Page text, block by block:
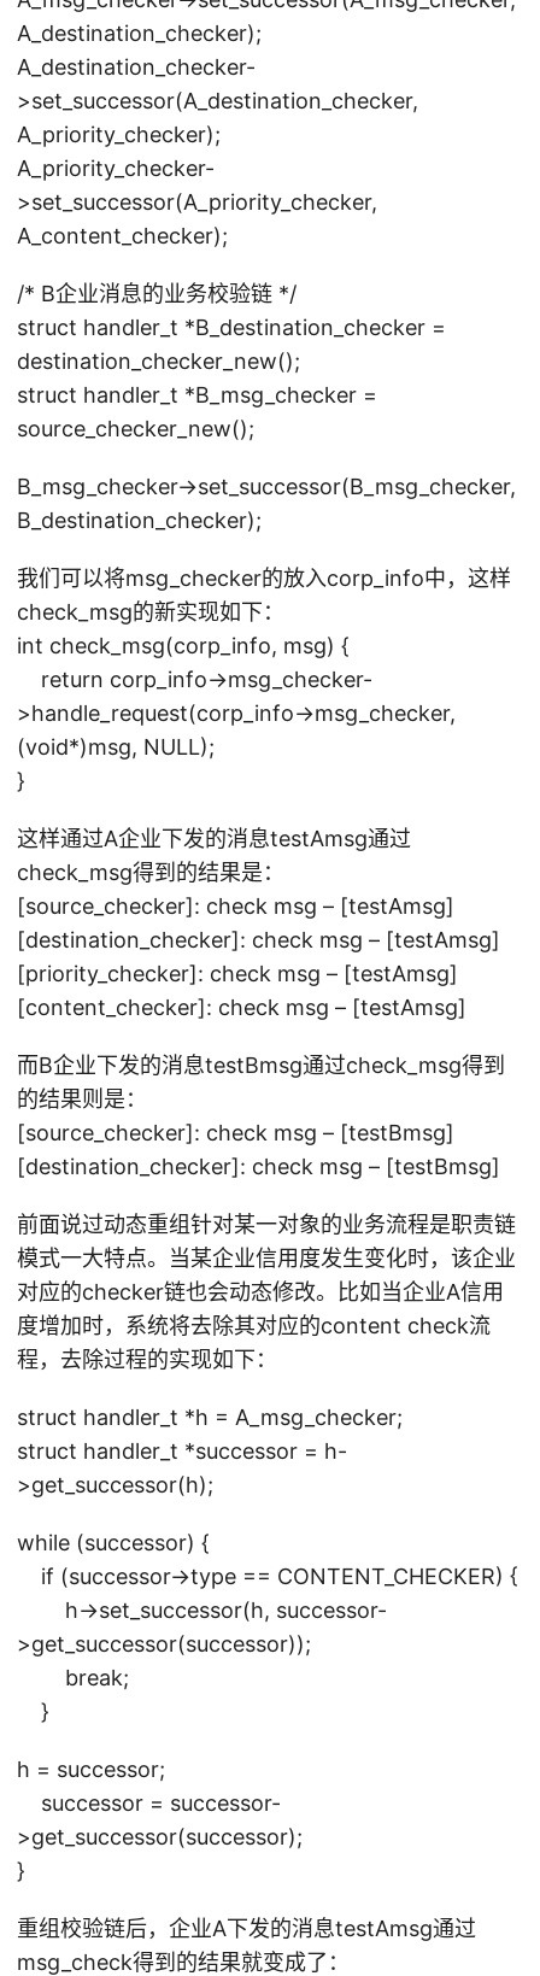
A_destination_checker);
A_destination_checker-
>set_successor(A_destination_checker,
A_priority_checker);
A_priority_checker-
>set_successor(A_priority_checker,
A_content_checker);
/* B企业消息的业务校验链 */
struct handler_t *B_destination_checker =
destination_checker_new();
struct handler_t *B_msg_checker =
source_checker_new();
B_msg_checker->set_successor(B_msg_checker,
B_destination_checker);
我们可以将msg_checker的放入corp_info中，这样
check_msg的新实现如下：
int check_msg(corp_info, msg) {
return corp_info->msg_checker-
>handle_request(corp_info->msg_checker,
(void*)msg, NULL);
}
这样通过A企业下发的消息testAmsg通过
check_msg得到的结果是：
[source_checker]: check msg – [testAmsg]
[destination_checker]: check msg – [testAmsg]
[priority_checker]: check msg – [testAmsg]
[content_checker]: check msg – [testAmsg]
而B企业下发的消息testBmsg通过check_msg得到
的结果则是：
[source_checker]: check msg – [testBmsg]
[destination_checker]: check msg – [testBmsg]
前面说过动态重组针对某一对象的业务流程是职责链
模式一大特点。当某企业信用度发生变化时，该企业
对应的checker链也会动态修改。比如当企业A信用
度增加时，系统将去除其对应的content check流
程，去除过程的实现如下：
struct handler_t *h = A_msg_checker;
struct handler_t *successor = h-
>get_successor(h);
while (successor) {
if (successor->type == CONTENT_CHECKER) {
h->set_successor(h, successor-
>get_successor(successor));
break;
}
h = successor;
successor = successor-
>get_successor(successor);
}
重组校验链后，企业A下发的消息testAmsg通过
msg_check得到的结果就变成了：